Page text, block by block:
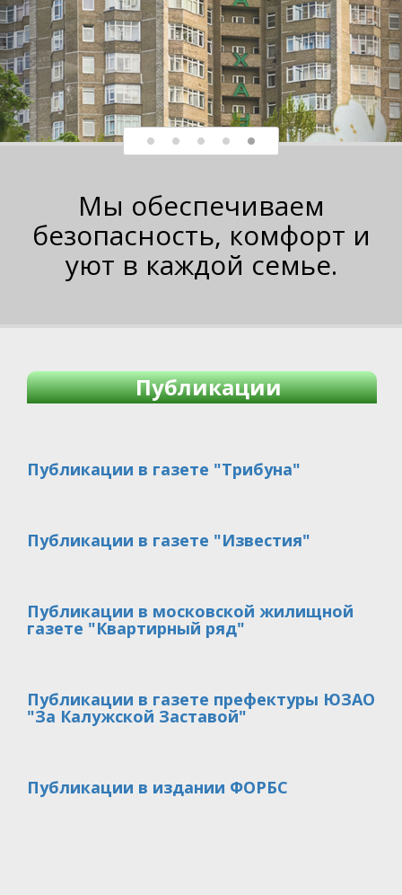
Мы обеспечиваем
безопасность, комфорт и
уют в каждой семье.
Публикации
Публикации в газете "Трибуна"
Публикации в газете "Известия"
Публикации в московской жилищной
газете "Квартирный ряд"
Публикации в газете префектуры ЮЗАО
"За Калужской Заставой"
Публикации в издании ФОРБС